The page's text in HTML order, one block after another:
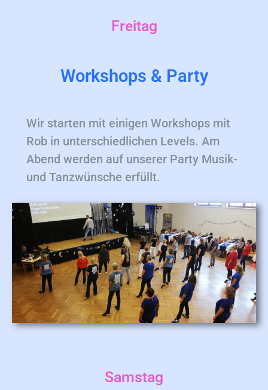
Freitag
Workshops & Party
Wir starten mit einigen Workshops mit
Rob in unterschiedlichen Levels. Am
Abend werden auf unserer Party Musik-
und Tanzwünsche erfüllt.
Samstag